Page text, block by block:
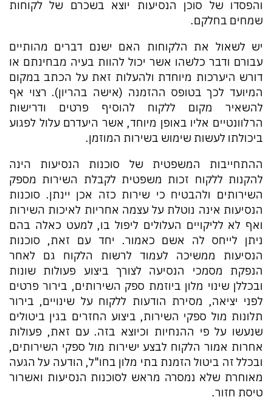
והפסדו של סוכן הנסיעות יוצא בשכרם של לקוחות
שמחים בחלקם.
יש לשאול את הלקוחות האם ישנם דברים מהותיים
עבורם ודבר כלשהו אשר יכול להוות בעיה מבחינתם או
דורש היערכות מיוחדת ולהעלות זאת על הכתב במקום
המיועד לכך בטופס ההזמנה (אישה בהריון). רצוי אף
להשאיר מקום ללקוח להוסיף פרטים ודרישות
הרלוונטיים אליו באופן מיוחד, אשר היעדרם עלול לפגוע
ביכולתו לעשות שימוש בשירות המוזמן.
ההתחייבות המשפטית של סוכנות הנסיעות הינה
להקנות ללקוח זכות משפטית לקבלת השירות מספק
השירותים ולהבטיח כי שירות כזה אכן יינתן. סוכנות
הנסיעות אינה נוטלת על עצמה אחריות לאיכות השירות
ואף לא לליקויים העלולים ליפול בו, למעט כאלה בהם
ניתן לייחס לה אשם כאמור. יחד עם זאת, סוכנות
הנסיעות ממשיכה לעמוד לרשות הלקוח גם לאחר
הנפקת מסמכי הנסיעה לצורך ביצוע פעולות שונות
ובכללן שינוי מלון ביוזמת ספק השירותים, בירור פרטים
לפני יציאה, מסירת הודעות ללקוח על שינויים, בירור
תלונות מול ספקי השירות, ביצוע החזרים בגין ביטולים
שנעשו על פי ההנחיות וכיוצא בזה. עם זאת, פעולות
אחרות אמור הלקוח לבצע ישירות מול ספקי השירותים,
ובכלל זה ביטול הזמנת בתי מלון בחו"ל, הודעה על הגעה
מאוחרת שלא נמסרה מראש לסוכנות הנסיעות ואשרור
טיסת חזור.